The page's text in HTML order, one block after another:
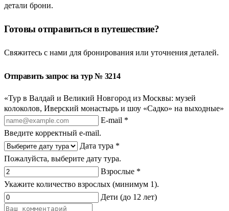
детали брони.
Готовы отправиться в путешествие?
Свяжитесь с нами для бронирования или уточнения деталей.
Отправить запрос на тур № 3214
«Тур в Валдай и Великий Новгород из Москвы: музей
колоколов, Иверский монастырь и шоу «Садко» на выходные»
E-mail *
Введите корректный e-mail.
Дата тура *
Пожалуйста, выберите дату тура.
Взрослые *
Укажите количество взрослых (минимум 1).
Дети (до 12 лет)